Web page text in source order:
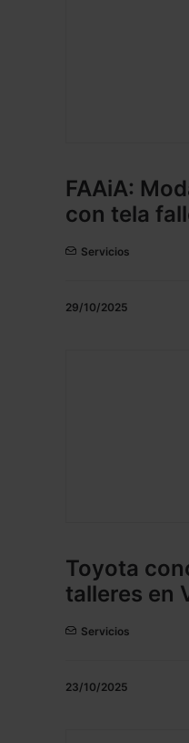
FAAiA:
con tela
Servicios
29/10/2025
Toyota
talleres en
Servicios
23/10/2025